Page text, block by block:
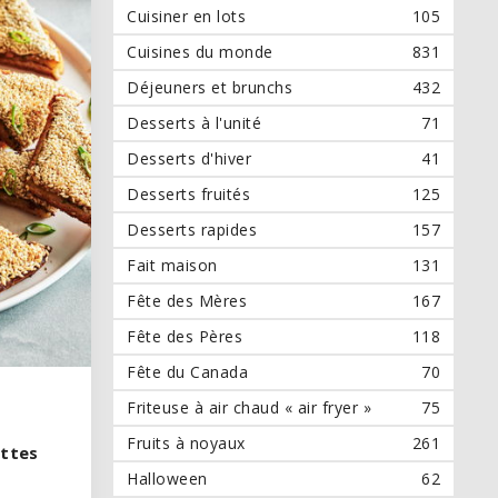
Cuisiner en lots
105
Cuisines du monde
831
Déjeuners et brunchs
432
Desserts à l'unité
71
Desserts d'hiver
41
Desserts fruités
125
Desserts rapides
157
Fait maison
131
Fête des Mères
167
Fête des Pères
118
Fête du Canada
70
Friteuse à air chaud « air fryer »
75
Fruits à noyaux
261
Halloween
62